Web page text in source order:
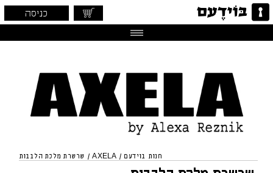
כניסה
חנות בוידעם /
AXELA
/ שרשרת מלכת הלבבות